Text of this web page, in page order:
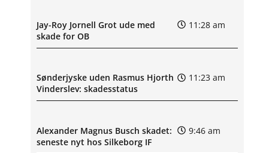
Jay-Roy Jornell Grot ude med
skade for OB
11:28 am
Sønderjyske uden Rasmus Hjorth
Vinderslev: skadesstatus
11:23 am
Alexander Magnus Busch skadet:
seneste nyt hos Silkeborg IF
9:46 am